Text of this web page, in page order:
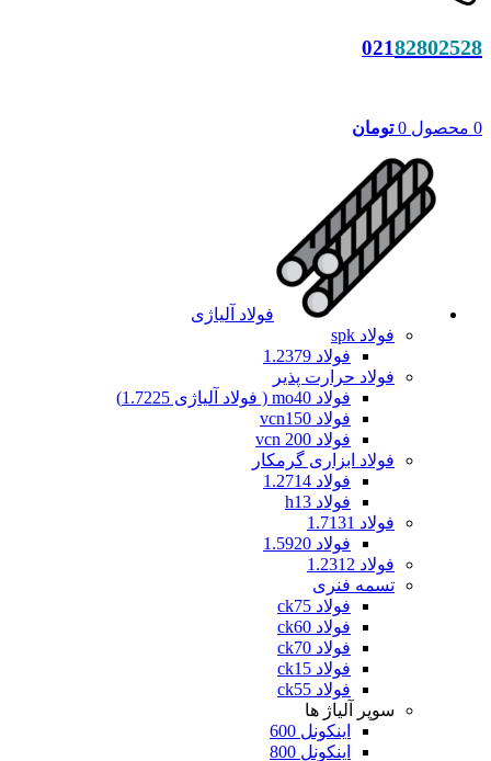
02182802528
0 محصول 0 تومان
فولاد آلیاژی
فولاد spk
فولاد 1.2379
فولاد حرارت پذیر
فولاد mo40 ( فولاد آلیاژی 1.7225)
فولاد vcn150
فولاد vcn 200
فولاد ابزاری گرمکار
فولاد 1.2714
فولاد h13
فولاد 1.7131
فولاد 1.5920
فولاد 1.2312
تسمه فنری
فولاد ck75
فولاد ck60
فولاد ck70
فولاد ck15
فولاد ck55
سوپر آلیاژ ها
اینکونل 600
اینکونل 800